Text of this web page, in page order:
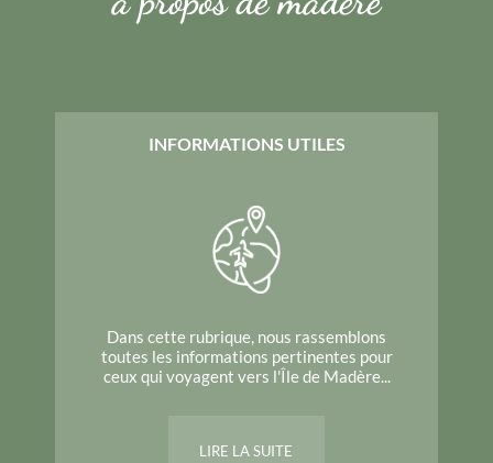
INFORMATIONS UTILES
Dans cette rubrique, nous rassemblons
toutes les informations pertinentes pour
ceux qui voyagent vers l'Île de Madère...
LIRE LA SUITE